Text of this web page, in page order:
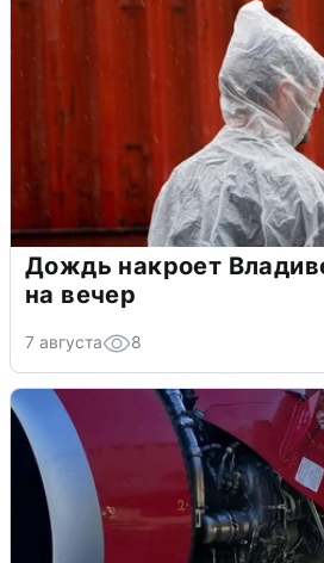
Дождь накроет
на вечер
7 августа 8